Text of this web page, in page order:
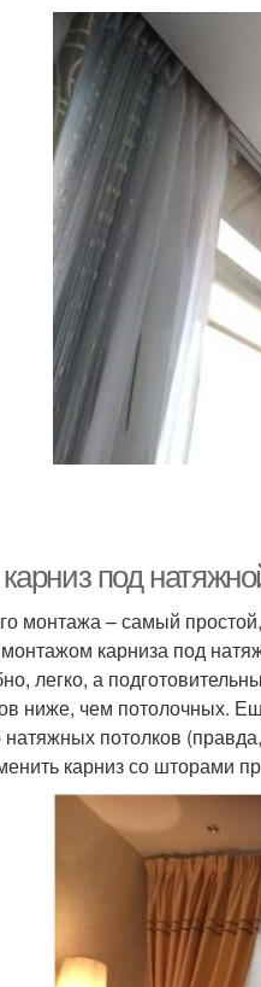
под
монтажа – самый
карниза под
легко, а
ниже, чем потолочных.
потолков
карниз со шторами